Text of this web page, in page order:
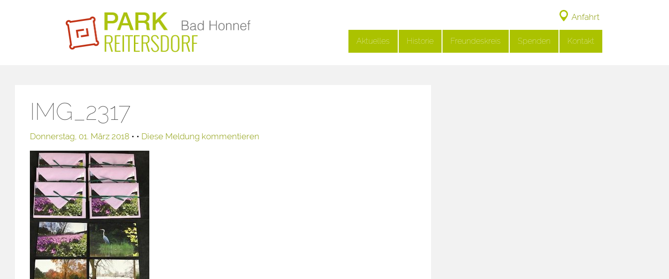
Aktuelles Historie Freundeskreis Spenden Kontakt
Anfahrt
IMG_2317
Donnerstag, 01. März 2018 • • Diese Meldung kommentieren